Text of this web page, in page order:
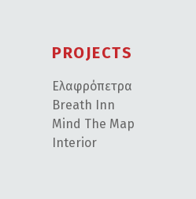
PROJECTS
Ελαφρόπετρα
Breath Inn
Mind The Map
Interior